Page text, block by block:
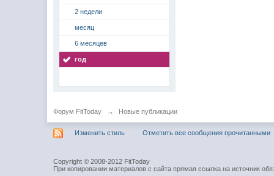
2 недели
месяц
6 месяцев
год
Форум FitToday → Новые публикации
Изменить стиль Отметить все сообщения прочитанными
Copyright © 2008-2012 FitToday
При копировании материалов с сайта прямая ссылка на источник